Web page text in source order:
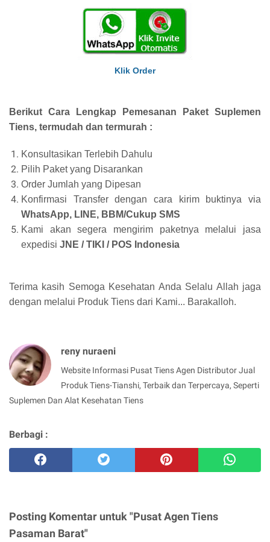
Klik Order
Berikut Cara Lengkap Pemesanan Paket Suplemen
Tiens, termudah dan termurah :
Konsultasikan Terlebih Dahulu
Pilih Paket yang Disarankan
Order Jumlah yang Dipesan
Konfirmasi Transfer dengan cara kirim buktinya via
WhatsApp, LINE, BBM/Cukup SMS
Kami akan segera mengirim paketnya melalui jasa
expedisi JNE / TIKI / POS Indonesia
Terima kasih Semoga Kesehatan Anda Selalu Allah jaga
dengan melalui Produk Tiens dari Kami... Barakalloh.
reny nuraeni
Website Informasi Pusat Tiens Agen Distributor Jual
Produk Tiens-Tianshi, Terbaik dan Terpercaya, Seperti
Suplemen Dan Alat Kesehatan Tiens
Berbagi :
Posting Komentar untuk "Pusat Agen Tiens
Pasaman Barat"